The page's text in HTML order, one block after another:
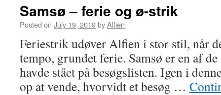
Samsø – ferie og ø-strik
Posted on July 19, 2019byAlfien
Feriestrik udøver Alfien i stor stil, når
tempo, grundet ferie. Samsø er en af
havde stået på besøgslisten. Igen i
op at vende, hvorvidt et besøg …